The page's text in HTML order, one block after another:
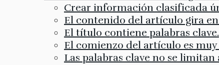
Crear información clasificada
El contenido del artículo gira
El título contiene palabras clave.
El comienzo del artículo es
Las palabras clave no se limitan